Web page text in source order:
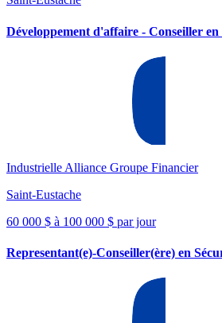
Développement d'affaire - Conseiller
Industrielle Alliance Groupe Financier
Saint-Eustache
60 000 $ à 100 000 $ par jour
Representant(e)-Conseiller(ère) en